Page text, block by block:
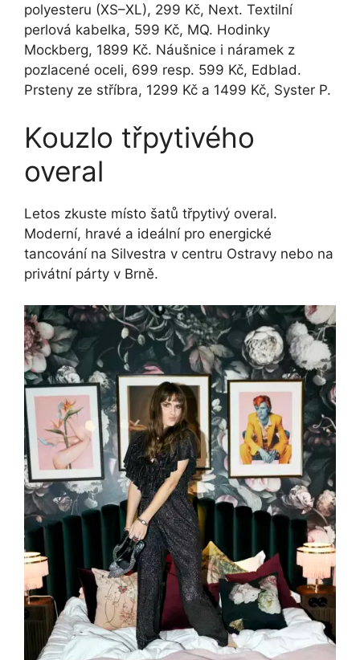
polyesteru (XS–XL), 299 Kč, Next. Textilní
perlová kabelka, 599 Kč, MQ. Hodinky
Mockberg, 1899 Kč. Náušnice i náramek z
pozlacené oceli, 699 resp. 599 Kč, Edblad.
Prsteny ze stříbra, 1299 Kč a 1499 Kč, Syster P.
Kouzlo třpytivého
overal
Letos zkuste místo šatů třpytivý overal.
Moderní, hravé a ideální pro energické
tancování na Silvestra v centru Ostravy nebo na
privátní párty v Brně.